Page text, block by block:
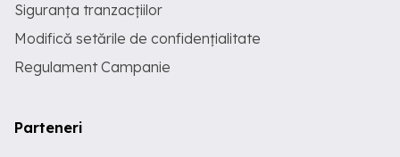
Siguranța tranzacțiilor
Modifică setările de confidențialitate
Regulament Campanie
Parteneri